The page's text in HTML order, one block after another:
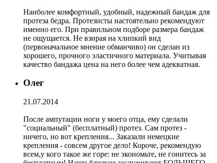
Наиболее комфортный, удобный, надежный бандаж для
протеза бедра. Протезисты настоятельно рекомендуют
именно его. При правильном подборе размера бандаж
не ощущается. Не взирая на хлипкий вид
(первоначальное мнение обманчиво) он сделан из
хорошего, прочного эластичного материала. Учитывая
качество бандажа цена на него более чем адекватная.
Олег
21.07.2014
После ампутации ноги у моего отца, ему сделали
"социальный" (бесплатный) протез. Сам протез -
ничего, но вот крепления... Заказали немецкие
крепления - совсем другое дело! Короче, рекомендую
всем,у кого такое же горе: не экономьте, не гонитесь за